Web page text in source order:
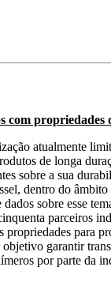
com propriedades
atualmente
de longa
sobre a sua
dentro do
dados sobre esse
parceiros
propriedades para
garantir
por parte da